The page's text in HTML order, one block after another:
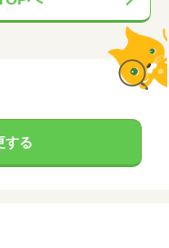
する